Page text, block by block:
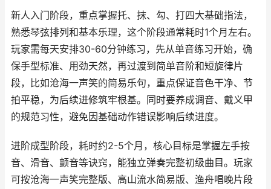
新人入门阶段，重点掌握托、抹、勾、打四大基础指法，
熟悉琴弦排列和基本乐理，这个阶段通常耗时1个月左右。
玩家需每天安排30-60分钟练习，先从单音练习开始，确
保手型标准、用劲天然，再过渡到简单音阶和短旋律片
段，比如沧海一声笑的简易乐句，重点保证音色干净、节
拍平稳，为后续进修筑牢根基。同时要养成调音、戴义甲
的规范习性，避免因基础动作错误影响后续进度。
进阶成型阶段，耗时约2-5个月，核心目标是掌握左手按
音、滑音、颤音等诀窍，能独立弹奏完整初级曲目。玩家
可按沧海一声笑完整版、高山流水简易版、渔舟唱晚片段